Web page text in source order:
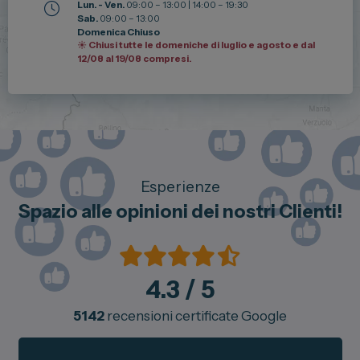
Lun. - Ven. 09:00 – 13:00 | 14:00 – 19:30
Sab. 09:00 – 13:00
Domenica Chiuso
☀️ Chiusi tutte le domeniche di luglio e agosto e dal
12/08 al 19/08 compresi.
Esperienze
Spazio alle opinioni dei nostri Clienti!
4.3 / 5
5142recensioni certificate Google